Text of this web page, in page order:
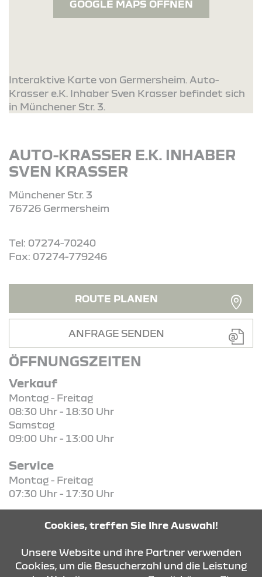
GOOGLE MAPS ÖFFNEN
Interaktive Karte von Germersheim. Auto-
Krasser e.K. Inhaber Sven Krasser befindet sich
in Münchener Str. 3.
AUTO-KRASSER E.K. INHABER
SVEN KRASSER
Münchener Str. 3
76726 Germersheim
Tel: 07274-70240
Fax: 07274-779246
ROUTE PLANEN
ANFRAGE SENDEN
ÖFFNUNGSZEITEN
Verkauf
Montag - Freitag
08:30 Uhr - 18:30 Uhr
Samstag
09:00 Uhr - 13:00 Uhr
Service
Montag - Freitag
07:30 Uhr - 17:30 Uhr
Teile / Zubehör
08:00 Uhr - 17:00 Uhr
Cookies, treffen Sie Ihre Auswahl!
Unsere Website und ihre Partner verwenden
Cookies, um die Besucherzahl und die Leistung